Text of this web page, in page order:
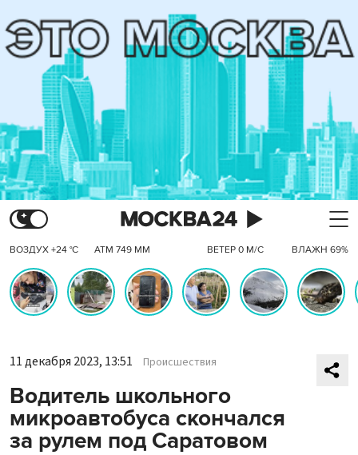
ВОЗДУХ +24 °C АТМ 749 ММ ВЕТЕР 0 М/С ВЛАЖН 69%
11 декабря 2023, 13:51 Происшествия
Водитель школьного
микроавтобуса скончался
за рулем под Саратовом